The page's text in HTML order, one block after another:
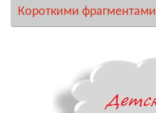
Короткими фрагментами